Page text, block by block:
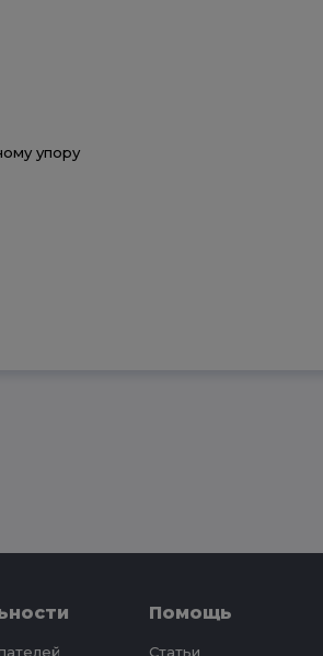
упору
Помощь
Статьи